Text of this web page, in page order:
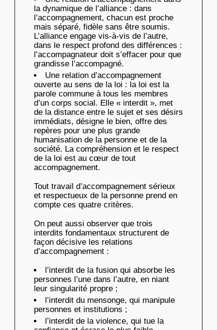
la dynamique de l’alliance : dans
l’accompagnement, chacun est proche
mais séparé, fidèle sans être soumis.
L’alliance engage vis-à-vis de l’autre,
dans le respect profond des différences :
l’accompagnateur doit s’effacer pour que
grandisse l’accompagné.
Une relation d’accompagnement
ouverte au sens de la loi : la loi est la
parole commune à tous les membres
d’un corps social. Elle « interdit », met
de la distance entre le sujet et ses désirs
immédiats, désigne le bien, offre des
repères pour une plus grande
humanisation de la personne et de la
société. La compréhension et le respect
de la loi est au cœur de tout
accompagnement.
Tout travail d’accompagnement sérieux
et respectueux de la personne prend en
compte ces quatre critères.
On peut aussi observer que trois
interdits fondamentaux structurent de
façon décisive les relations
d’accompagnement :
l’interdit de la fusion qui absorbe les
personnes l’une dans l’autre, en niant
leur singularité propre ;
l’interdit du mensonge, qui manipule
personnes et institutions ;
l’interdit de la violence, qui tue la